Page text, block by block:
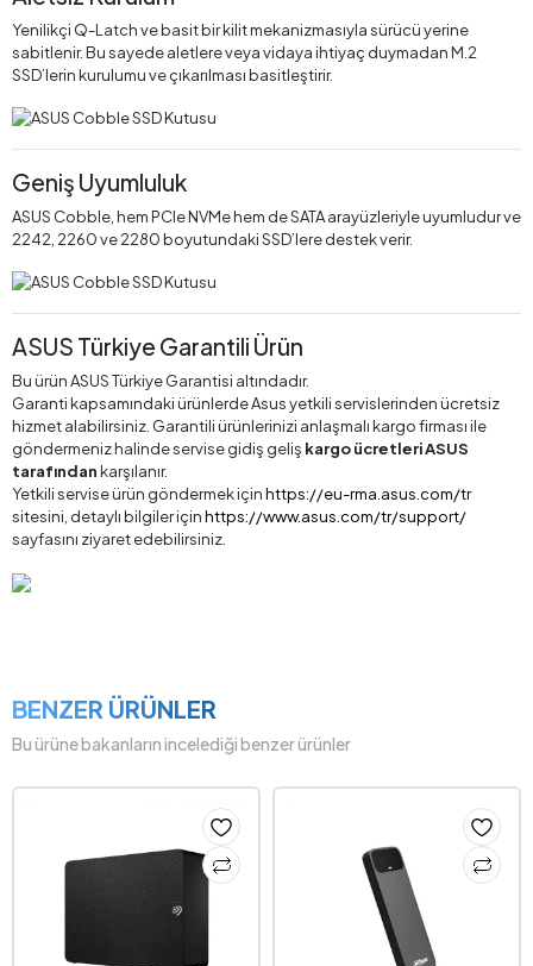
Yenilikçi Q-Latch ve basit bir kilit mekanizmasıyla sürücü yerine
sabitlenir. Bu sayede aletlere veya vidaya ihtiyaç duymadan M.2
SSD’lerin kurulumu ve çıkarılması basitleştirir.
Geniş Uyumluluk
ASUS Cobble, hem PCIe NVMe hem de SATA arayüzleriyle uyumludur ve
2242, 2260 ve 2280 boyutundaki SSD’lere destek verir.
ASUS Türkiye Garantili Ürün
Bu ürün ASUS Türkiye Garantisi altındadır.
Garanti kapsamındaki ürünlerde Asus yetkili servislerinden ücretsiz
hizmet alabilirsiniz. Garantili ürünlerinizi anlaşmalı kargo firması ile
göndermeniz halinde servise gidiş geliş kargo ücretleri ASUS
tarafındankarşılanır.
Yetkili servise ürün göndermek içinhttps://eu-rma.asus.com/tr
sitesini, detaylı bilgiler içinhttps://www.asus.com/tr/support/
sayfasını ziyaret edebilirsiniz.
BENZER ÜRÜNLER
Bu ürüne bakanların incelediği benzer ürünler